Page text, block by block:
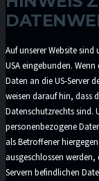
Auf unserer Website
USA eingebunden.
Daten an die US-Server
weisen darauf hin, dass
Datenschutzrechts sind.
personenbezogene
als Betroffener
ausgeschlossen werden,
Servern befindlichen